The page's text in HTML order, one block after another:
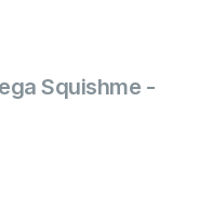
Squishme -